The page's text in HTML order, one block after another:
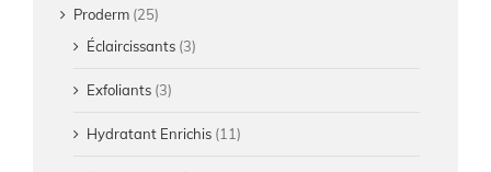
Proderm (25)
Éclaircissants (3)
Exfoliants (3)
Hydratant Enrichis (11)